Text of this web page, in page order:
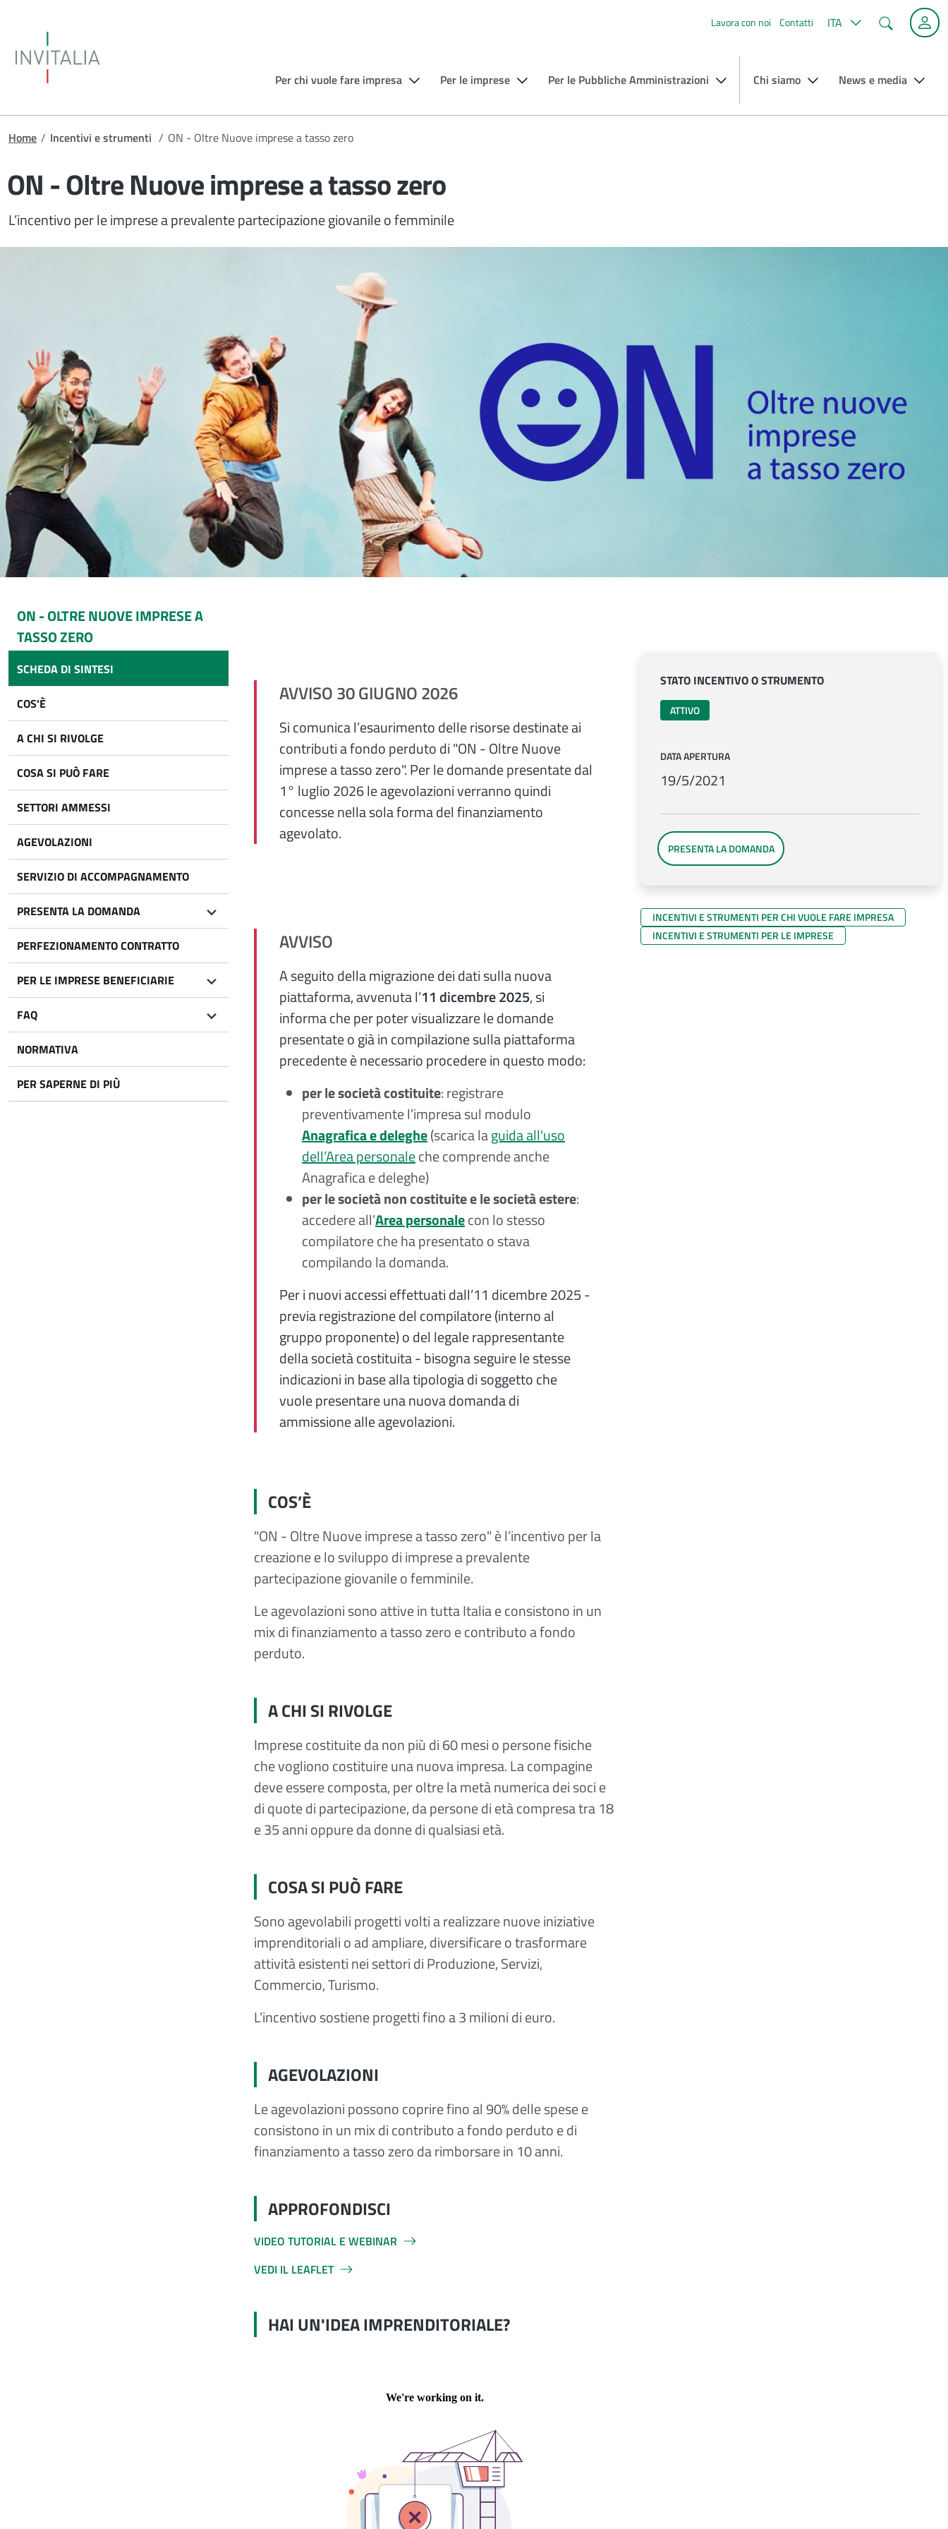
Lavora con noi Contatti ITA Cerca
Per chi vuole fare impresa Per le imprese Per le Pubbliche Amministrazioni Chi siamo News e media
Briciole di pane
Home / Incentivi e strumenti / ON - Oltre Nuove imprese a tasso zero
ON - Oltre Nuove imprese a tasso zero
L’incentivo per le imprese a prevalente partecipazione giovanile o femminile
ON - OLTRE NUOVE IMPRESE A
TASSO ZERO
SCHEDA DI SINTESI
COS'È
A CHI SI RIVOLGE
COSA SI PUÒ FARE
SETTORI AMMESSI
AGEVOLAZIONI
SERVIZIO DI ACCOMPAGNAMENTO
PRESENTA LA DOMANDA
PERFEZIONAMENTO CONTRATTO
PER LE IMPRESE BENEFICIARIE
FAQ
NORMATIVA
PER SAPERNE DI PIÙ
AVVISO 30 GIUGNO 2026
Si comunica l’esaurimento delle risorse destinate ai
contributi a fondo perduto di "ON - Oltre Nuove
imprese a tasso zero". Per le domande presentate dal
1° luglio 2026 le agevolazioni verranno quindi
concesse nella sola forma del finanziamento
agevolato.
AVVISO
A seguito della migrazione dei dati sulla nuova
piattaforma, avvenuta l’11 dicembre 2025, si
informa che per poter visualizzare le domande
presentate o già in compilazione sulla piattaforma
precedente è necessario procedere in questo modo:
per le società costituite: registrare
preventivamente l’impresa sul modulo
Anagrafica e deleghe(scarica laguida all'uso
dell’Area personaleche comprende anche
Anagrafica e deleghe)
per le società non costituite e le società estere:
accedere all’Area personalecon lo stesso
compilatore che ha presentato o stava
compilando la domanda.
Per i nuovi accessi effettuati dall’11 dicembre 2025 -
previa registrazione del compilatore (interno al
gruppo proponente) o del legale rappresentante
della società costituita - bisogna seguire le stesse
indicazioni in base alla tipologia di soggetto che
vuole presentare una nuova domanda di
ammissione alle agevolazioni.
COS’È
"ON - Oltre Nuove imprese a tasso zero" è l’incentivo per la
creazione e lo sviluppo di imprese a prevalente
partecipazione giovanile o femminile.
Le agevolazioni sono attive in tutta Italia e consistono in un
mix di finanziamento a tasso zero e contributo a fondo
perduto.
A CHI SI RIVOLGE
Imprese costituite da non più di 60 mesi o persone fisiche
che vogliono costituire una nuova impresa. La compagine
deve essere composta, per oltre la metà numerica dei soci e
di quote di partecipazione, da persone di età compresa tra 18
e 35 anni oppure da donne di qualsiasi età.
COSA SI PUÒ FARE
Sono agevolabili progetti volti a realizzare nuove iniziative
imprenditoriali o ad ampliare, diversificare o trasformare
attività esistenti nei settori di Produzione, Servizi,
Commercio, Turismo.
L’incentivo sostiene progetti fino a 3 milioni di euro.
AGEVOLAZIONI
Le agevolazioni possono coprire fino al 90% delle spese e
consistono in un mix di contributo a fondo perduto e di
finanziamento a tasso zero da rimborsare in 10 anni.
APPROFONDISCI
VIDEO TUTORIAL E WEBINAR
VEDI IL LEAFLET
HAI UN'IDEA IMPRENDITORIALE?
STATO INCENTIVO O STRUMENTO
ATTIVO
DATA APERTURA
19/5/2021
PRESENTA LA DOMANDA
INCENTIVI E STRUMENTI PER CHI VUOLE FARE IMPRESA
INCENTIVI E STRUMENTI PER LE IMPRESE